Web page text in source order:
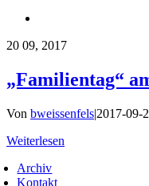
20 09, 2017
„Familientag“
Von bweissenfels|2017-09-
Weiterlesen
Archiv
Kontakt